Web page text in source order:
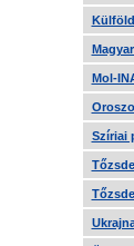
Mol-
Szíriai